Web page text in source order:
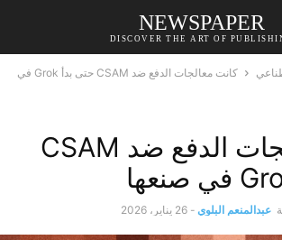
NEWSPAPER
DISCOVER THE ART OF
كانت معالجات الدفع ضد CSAM حتى بدأ Grok في
كانت معالجات الدفع ضد CSAM
عبدالمنعم البلوي - 26 يناير، 2026